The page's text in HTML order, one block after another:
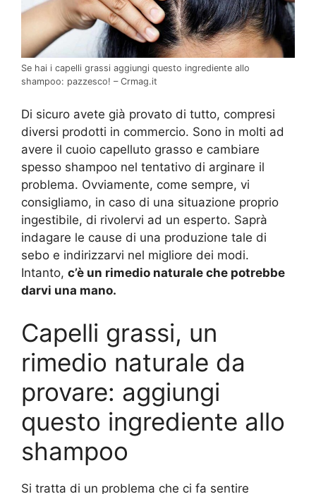
Se hai i capelli grassi aggiungi questo ingrediente allo
shampoo: pazzesco! – Crmag.it
Di sicuro avete già provato di tutto, compresi
diversi prodotti in commercio. Sono in molti ad
avere il cuoio capelluto grasso e cambiare
spesso shampoo nel tentativo di arginare il
problema. Ovviamente, come sempre, vi
consigliamo, in caso di una situazione proprio
ingestibile, di rivolervi ad un esperto. Saprà
indagare le cause di una produzione tale di
sebo e indirizzarvi nel migliore dei modi.
Intanto, c’è un rimedio naturale che potrebbe
darvi una mano.
Capelli grassi, un
rimedio naturale da
provare: aggiungi
questo ingrediente allo
shampoo
Si tratta di un problema che ci fa sentire